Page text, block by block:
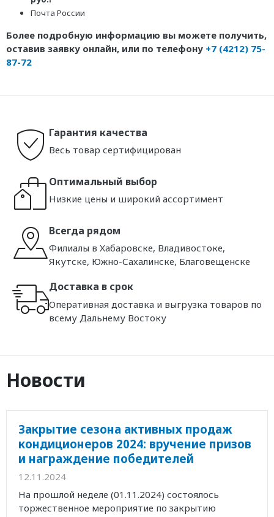
Почта России
Более подробную информацию вы можете получить,
оставив заявку онлайн, или по телефону +7 (4212) 75-
87-72
Гарантия качества
Весь товар сертифицирован
Оптимальный выбор
Низкие цены и широкий ассортимент
Всегда рядом
Филиалы в Хабаровске, Владивостоке,
Якутске, Южно-Сахалинске, Благовещенске
Доставка в срок
Оперативная доставка и выгрузка товаров по
всему Дальнему Востоку
Новости
Закрытие сезона активных продаж
кондиционеров 2024: вручение призов
и награждение победителей
12.11.2024
На прошлой неделе (01.11.2024) состоялось
торжественное мероприятие по закрытию